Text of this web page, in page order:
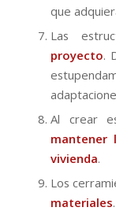
que
Las
proyecto.
Al crear
mantener
vivienda.
Los
materiales